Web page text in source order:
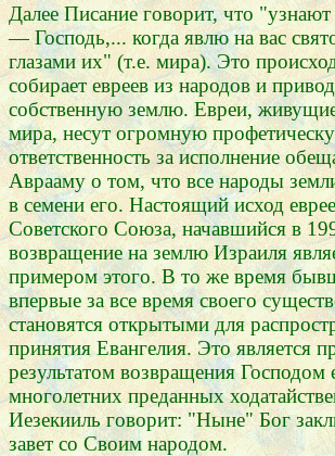
Далее Писание говорит, что
— Господь,... когда явлю на вас
глазами их" (т.е. мира). Это
собирает евреев из народов и
собственную землю. Евреи,
мира, несут огромную
ответственность за исполнение
Аврааму о том, что все народы
в семени его. Настоящий исход
Советского Союза, начавшийся в
возвращение на землю Израиля
примером этого. В то же время
впервые за все время своего
становятся открытыми для
принятия Евангелия. Это является
результатом возвращения Господом
многолетних преданных
Иезекииль говорит: "Ныне" Бог
завет со Своим народом.